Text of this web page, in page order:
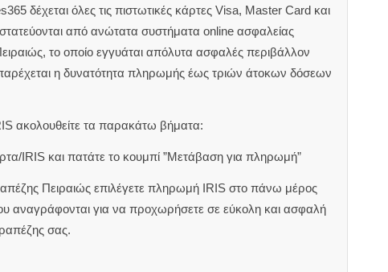
δέχεται όλες τις πιστωτικές κάρτες Visa, Master Card και
από ανώτατα συστήματα online ασφαλείας
το οποίο εγγυάται απόλυτα ασφαλές περιβάλλον
η δυνατότητα πληρωμής έως τριών άτοκων δόσεων
ακολουθείτε τα παρακάτω βήματα:
IRIS και πατάτε το κουμπί ”Μετάβαση για πληρωμή”
Πειραιώς επιλέγετε πληρωμή IRIS στο πάνω μέρος
αναγράφονται για να προχωρήσετε σε εύκολη και ασφαλή
σας.